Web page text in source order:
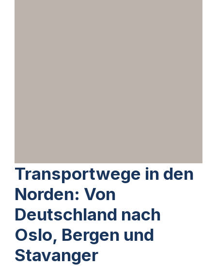
Transportwege in den
Norden: Von
Deutschland nach
Oslo, Bergen und
Stavanger